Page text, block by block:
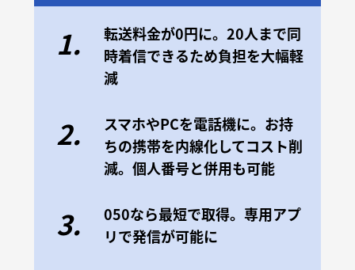
1.
転送料金が0円に。20人まで同
時着信できるため負担を大幅軽
減
2.
スマホやPCを電話機に。お持
ちの携帯を内線化してコスト削
減。個人番号と併用も可能
3.
050なら最短で取得。専用アプ
リで発信が可能に